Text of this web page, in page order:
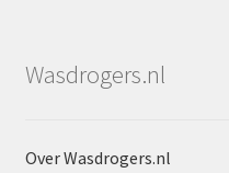
Wasdrogers.nl
Over Wasdrogers.nl